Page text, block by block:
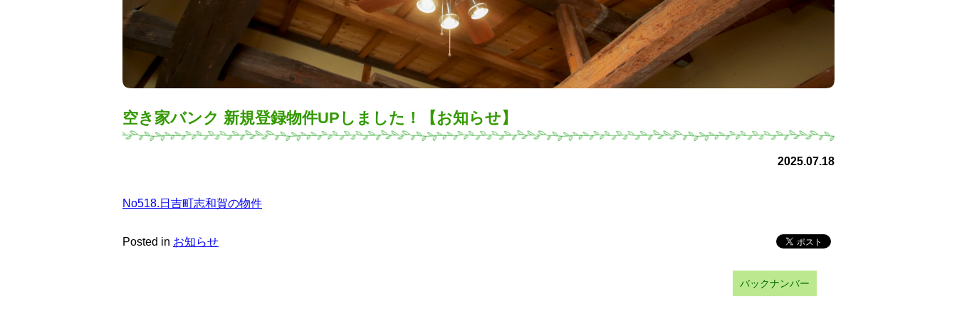
空き家バンク 新規登録物件UPしました！【お知らせ】
2025.07.18
No518.日吉町志和賀の物件
Posted in お知らせ
バックナンバー